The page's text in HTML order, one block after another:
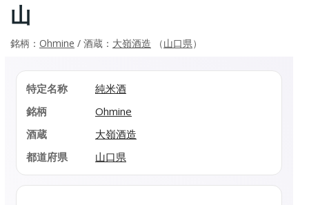
山
銘柄： Ohmine / 酒蔵： 大嶺酒造 （山口県）
特定名称
純米酒
銘柄
Ohmine
酒蔵
大嶺酒造
都道府県
山口県